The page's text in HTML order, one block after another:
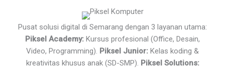
Pusat solusi digital di Semarang dengan 3 layanan utama:
Piksel Academy: Kursus profesional (Office, Desain,
Video, Programming). Piksel Junior: Kelas koding &
kreativitas khusus anak (SD-SMP). Piksel Solutions: